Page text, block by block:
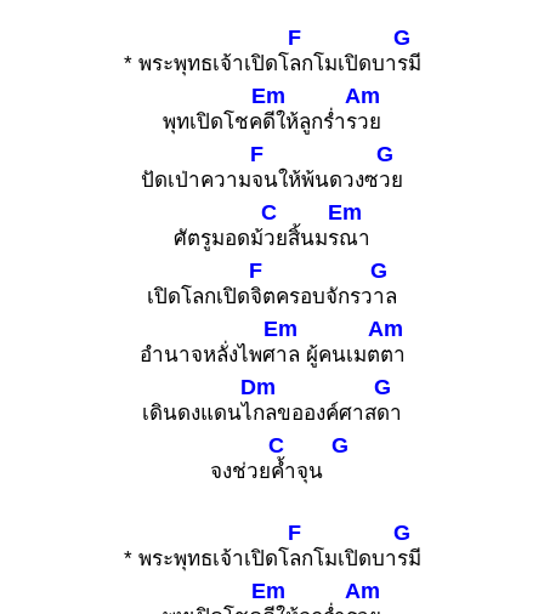
* พระพุทธเจ้าเปิดโ
F
ลกโมเปิดบา
G
รมี
พุทเปิดโชค
Em
ดีให้ลูกร่ำร
Am
วย
ปัดเป่าความ
F
จนให้พ้นดวงซ
G
วย
ศัตรูมอดม้
C
วยสิ้นมร
Em
ณา
เปิดโลกเปิด
F
จิตครอบจักรว
G
าล
อำนาจหลั่งไพศ
Em
าล ผู้คนเมต
Am
ตา
เดินดงแดนไ
Dm
กลขอองค์ศาส
G
ดา
จงช่วย
C
ค้ำจุน
G
* พระพุทธเจ้าเปิดโ
F
ลกโมเปิดบา
G
รมี
Em Am